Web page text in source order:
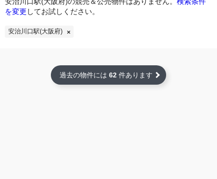
を変更 してお試しください。
安治川口駅(大阪府)
過去の物件には 62 件あります